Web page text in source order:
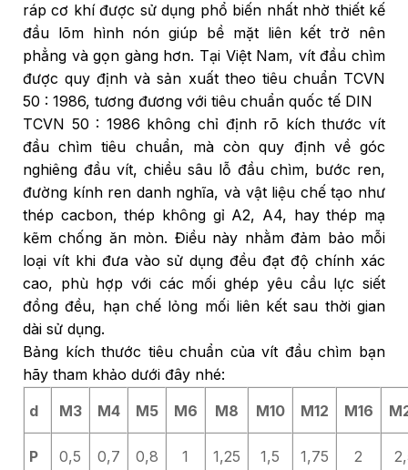
ráp cơ khí được sử dụng phổ biến nhất nhờ thiết kế
đầu lõm hình nón giúp bề mặt liên kết trở nên
phẳng và gọn gàng hơn. Tại Việt Nam, vít đầu chìm
được quy định và sản xuất theo tiêu chuẩn TCVN
50 : 1986, tương đương với tiêu chuẩn quốc tế DIN
TCVN 50 : 1986 không chỉ định rõ kích thước vít
đầu chìm tiêu chuẩn, mà còn quy định về góc
nghiêng đầu vít, chiều sâu lỗ đầu chìm, bước ren,
đường kính ren danh nghĩa, và vật liệu chế tạo như
thép cacbon, thép không gỉ A2, A4, hay thép mạ
kẽm chống ăn mòn. Điều này nhằm đảm bảo mỗi
loại vít khi đưa vào sử dụng đều đạt độ chính xác
cao, phù hợp với các mối ghép yêu cầu lực siết
đồng đều, hạn chế lỏng mối liên kết sau thời gian
dài sử dụng.
Bảng kích thước tiêu chuẩn của vít đầu chìm bạn
hãy tham khảo dưới đây nhé:
d
M3 M4 M5 M6 M8 M10 M12 M16
P 0,5 0,7 0,8 1 1,25 1,5 1,75 2